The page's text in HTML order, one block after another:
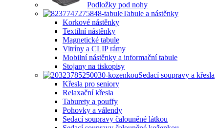
Podložky pod nohy
Tabule a nástěnky
Korkové nástěnky
Textilní nástěnky
Magnetické tabule
Vitríny a CLIP rámy
Mobilní nástěnky a informační tabule
Stojany na tiskopisy
Sedací soupravy a křesla
Křesla pro seniory
Relaxační křesla
Taburety a pouffy
Pohovky a válendy
Sedací soupravy čalouněné látkou